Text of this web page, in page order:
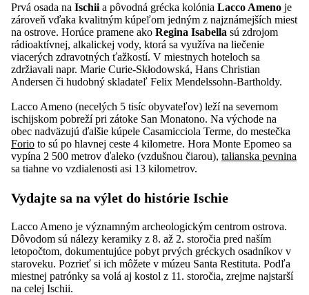
Prvá osada na Ischii a pôvodná grécka kolónia Lacco Ameno je
zároveň vďaka kvalitným kúpeľom jedným z najznámejších miest
na ostrove. Horúce pramene ako Regina Isabella sú zdrojom
rádioaktívnej, alkalickej vody, ktorá sa využíva na liečenie
viacerých zdravotných ťažkostí. V miestnych hoteloch sa
zdržiavali napr. Marie Curie-Skłodowská, Hans Christian
Andersen či hudobný skladateľ Felix Mendelssohn-Bartholdy.
Lacco Ameno (necelých 5 tisíc obyvateľov) leží na severnom
ischijskom pobreží pri zátoke San Monatono. Na východe na
obec nadväzujú ďalšie kúpele Casamicciola Terme, do mestečka
Forio to sú po hlavnej ceste 4 kilometre. Hora Monte Epomeo sa
vypína 2 500 metrov ďaleko (vzdušnou čiarou), talianska pevnina
sa tiahne vo vzdialenosti asi 13 kilometrov.
Vydajte sa na výlet do histórie Ischie
Lacco Ameno je významným archeologickým centrom ostrova.
Dôvodom sú nálezy keramiky z 8. až 2. storočia pred naším
letopočtom, dokumentujúce pobyt prvých gréckych osadníkov v
staroveku. Pozrieť si ich môžete v múzeu Santa Restituta. Podľa
miestnej patrónky sa volá aj kostol z 11. storočia, zrejme najstarší
na celej Ischii.